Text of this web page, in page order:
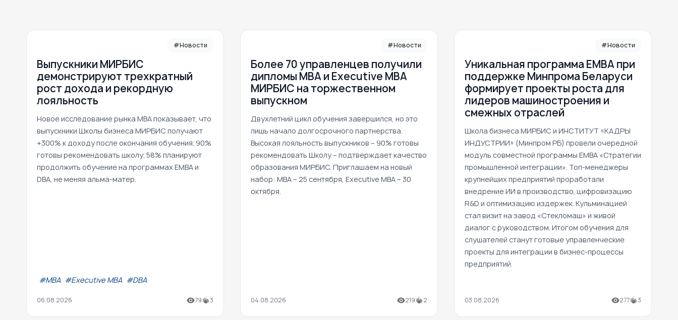
#Новости
Выпускники МИРБИС
демонстрируют трехкратный
рост дохода и рекордную
лояльность
Новое исследование рынка MBA показывает, что
выпускники Школы бизнеса МИРБИС получают
+300% к доходу после окончания обучения; 90%
готовы рекомендовать школу; 58% планируют
продолжить обучение на программах EMBA и
DBA, не меняя альма-матер.
#МВА #Executive MBA #DBA
06.08.2026 79 3
#Новости
Более 70 управленцев получили
дипломы MBA и Executive MBA
МИРБИС на торжественном
выпускном
Двухлетний цикл обучения завершился, но это
лишь начало долгосрочного партнерства.
Высокая лояльность выпускников – 90% готовы
рекомендовать Школу – подтверждает качество
образования МИРБИС. Приглашаем на новый
набор: MBA – 25 сентября, Executive MBA – 30
октября.
04.08.2026 219 2
#Новости
Уникальная программа ЕМВА при
поддержке Минпрома Беларуси
формирует проекты роста для
лидеров машиностроения и
смежных отраслей
Школа бизнеса МИРБИС и ИНСТИТУТ «КАДРЫ
ИНДУСТРИИ» (Минпром РБ) провели очередной
модуль совместной программы EMBA «Стратегии
промышленной интеграции». Топ-менеджеры
крупнейших предприятий проработали
внедрение ИИ в производство, цифровизацию
R&D и оптимизацию издержек. Кульминацией
стал визит на завод «Стекломаш» и живой
диалог с руководством. Итогом обучения для
слушателей станут готовые управленческие
проекты для интеграции в бизнес-процессы
предприятий.
03.08.2026 277 3